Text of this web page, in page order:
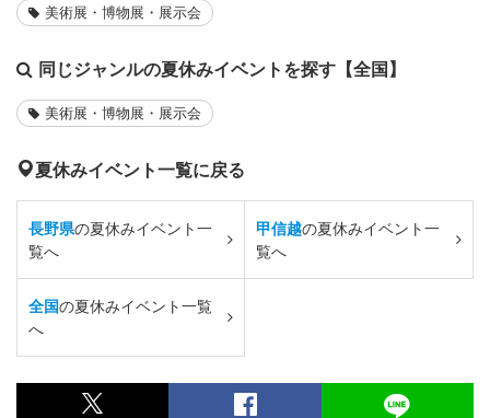
美術展・博物展・展示会
同じジャンルの夏休みイベントを探す【全国】
美術展・博物展・展示会
夏休みイベント一覧に戻る
長野県の夏休みイベント一
覧へ
甲信越の夏休みイベント一
覧へ
全国の夏休みイベント一覧
へ